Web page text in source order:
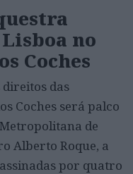
no
Coches
direitos das
Coches será palco
de
Alberto Roque, a
por quatro